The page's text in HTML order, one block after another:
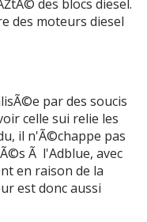
des blocs diesel.
des moteurs diesel
par des soucis
celle sui relie les
il n'Ã©chappe pas
Ã l'Adblue, avec
en raison de la
est donc aussi